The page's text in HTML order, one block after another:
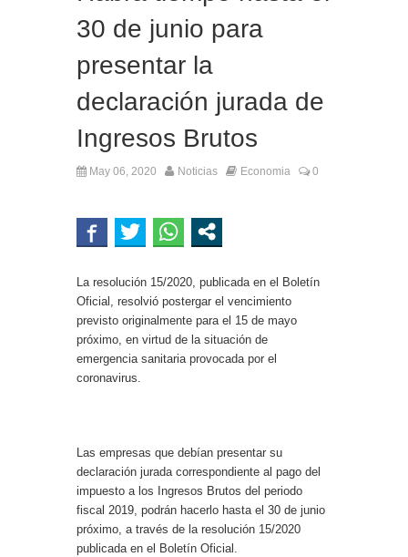
30 de junio para
presentar la
declaración jurada de
Ingresos Brutos
May 06, 2020 Noticias Economia 0
La resolución 15/2020, publicada en el Boletín
Oficial, resolvió postergar el vencimiento
previsto originalmente para el 15 de mayo
próximo, en virtud de la situación de
emergencia sanitaria provocada por el
coronavirus.
Las empresas que debían presentar su
declaración jurada correspondiente al pago del
impuesto a los Ingresos Brutos del periodo
fiscal 2019, podrán hacerlo hasta el 30 de junio
próximo, a través de la resolución 15/2020
publicada en el Boletín Oficial.